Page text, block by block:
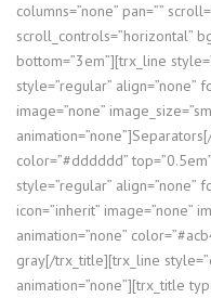
columns=”none” pan=””
scroll_controls=”horizontal”
bottom=”3em”][trx_line
style=”regular” align=”none”
image=”none”
color=”#dddddd”
style=”regular” align=”none”
icon=”inherit” image=”none”
animation=”none”
gray[/trx_title][trx_line
animation=”none”][trx_title